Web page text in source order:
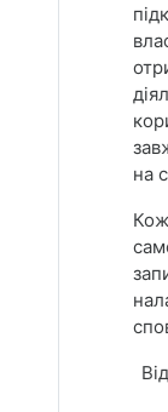
на